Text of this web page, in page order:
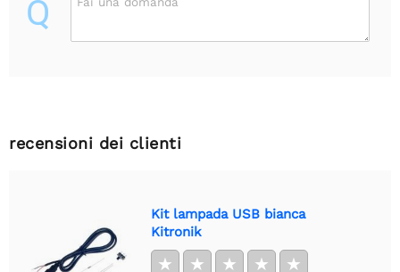
Q
recensioni dei clienti
Kit lampada USB bianca
Kitronik
★ ★ ★ ★ ★